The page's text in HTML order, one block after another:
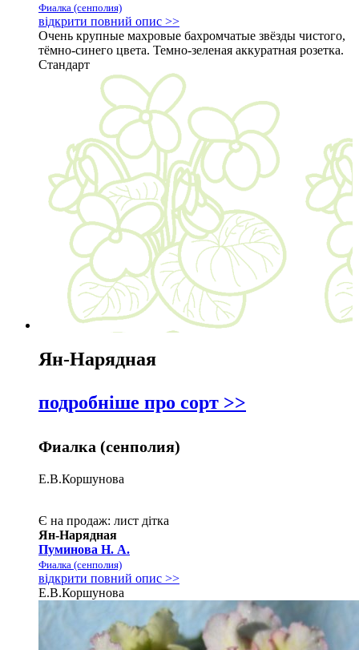
Фиалка (сенполия)
відкрити повний опис >>
Очень крупные махровые бахромчатые звёзды чистого,
тёмно-синего цвета. Темно-зеленая аккуратная розетка.
Стандарт
Ян-Нарядная
подробніше про сорт >>
Фиалка (сенполия)
Е.В.Коршунова
Є на продаж: лист дітка
Ян-Нарядная
Пуминова Н. А.
Фиалка (сенполия)
відкрити повний опис >>
Е.В.Коршунова